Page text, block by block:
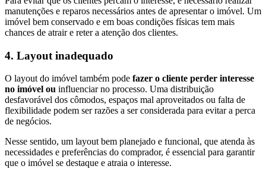
manutenções e reparos necessários antes de apresentar o imóvel. Um
imóvel bem conservado e em boas condições físicas tem mais
chances de atrair e reter a atenção dos clientes.
4. Layout inadequado
O layout do imóvel também pode fazer o cliente perder interesse
no imóvel ou influenciar no processo. Uma distribuição
desfavorável dos cômodos, espaços mal aproveitados ou falta de
flexibilidade podem ser razões a ser considerada para evitar a perca
de negócios.
Nesse sentido, um layout bem planejado e funcional, que atenda às
necessidades e preferências do comprador, é essencial para garantir
que o imóvel se destaque e atraia o interesse.